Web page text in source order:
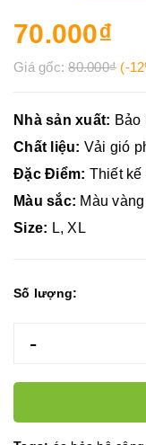
70.000₫
Giá gốc:80.000₫ (-
Nhà sản xuất: Bảo
Chất liệu: Vải gió
Đặc Điểm: Thiết kế
Màu sắc: Màu
Size: L, XL
Số lượng:
-